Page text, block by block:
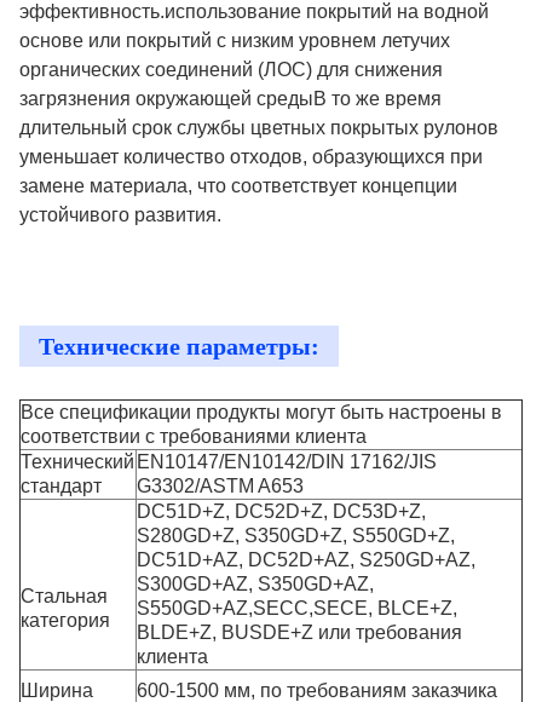
эффективность.использование покрытий на водной
основе или покрытий с низким уровнем летучих
органических соединений (ЛОС) для снижения
загрязнения окружающей средыВ то же время
длительный срок службы цветных покрытых рулонов
уменьшает количество отходов, образующихся при
замене материала, что соответствует концепции
устойчивого развития.
Технические параметры:
Все спецификации продукты могут быть настроены в
соответствии с требованиями клиента
Технический
стандарт
EN10147/EN10142/DIN 17162/JIS
G3302/ASTM A653
Стальная
категория
DC51D+Z, DC52D+Z, DC53D+Z,
S280GD+Z, S350GD+Z, S550GD+Z,
DC51D+AZ, DC52D+AZ, S250GD+AZ,
S300GD+AZ, S350GD+AZ,
S550GD+AZ,SECC,SECE, BLCE+Z,
BLDE+Z, BUSDE+Z или требования
клиента
Ширина
600-1500 мм, по требованиям заказчика